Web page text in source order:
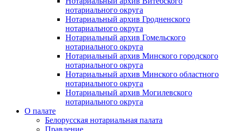
нотариального округа
Нотариальный архив Гродненского
нотариального округа
Нотариальный архив Гомельского
нотариального округа
Нотариальный архив Минского городского
нотариального округа
Нотариальный архив Минского областного
нотариального округа
Нотариальный архив Могилевского
нотариального округа
О палате
Белорусская нотариальная палата